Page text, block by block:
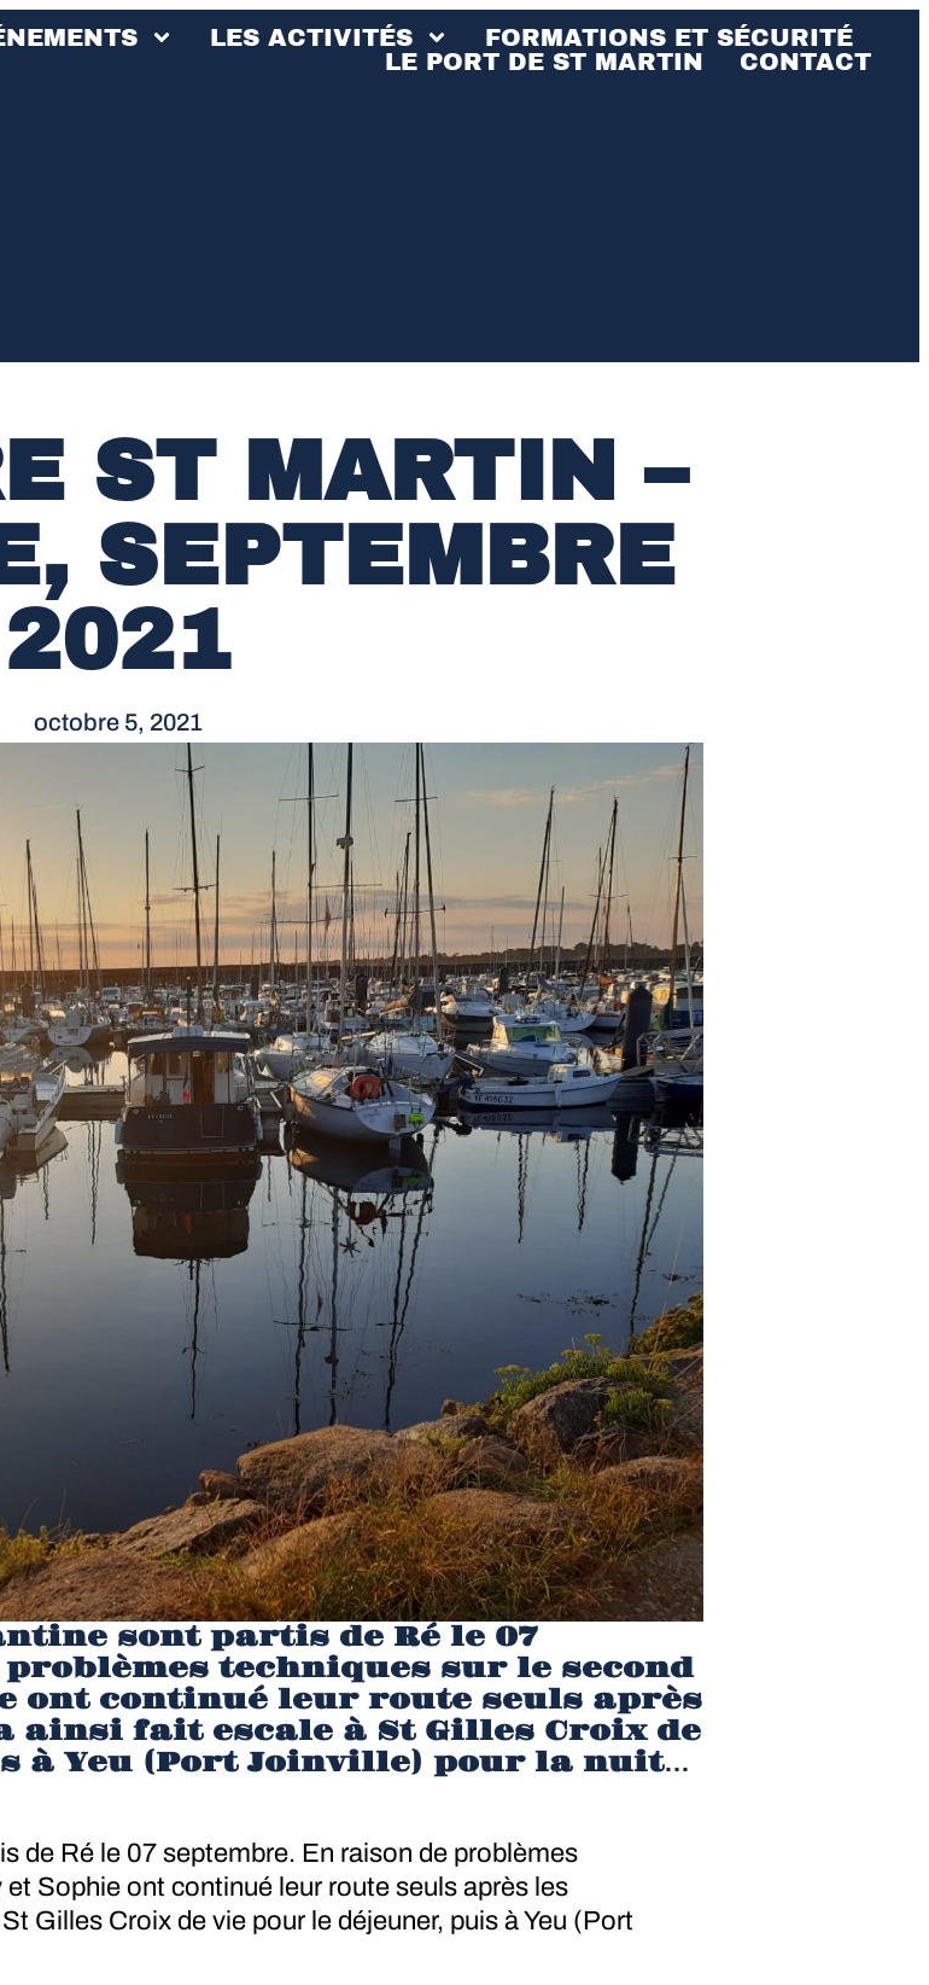
LES ACTIVITÉS
FORMATIONS ET SÉCURITÉ
LE PORT DE ST MARTIN
CONTACT
ST MARTIN –
SEPTEMBRE
2021
octobre 5, 2021
sont partis de Ré le 07
techniques sur le second
ont continué leur route seuls après
ainsi fait escale à St Gilles Croix de
à Yeu (Port Joinville) pour la nuit…
de Ré le 07 septembre. En raison de problèmes
Sophie ont continué leur route seuls après les
Gilles Croix de vie pour le déjeuner, puis à Yeu (Port